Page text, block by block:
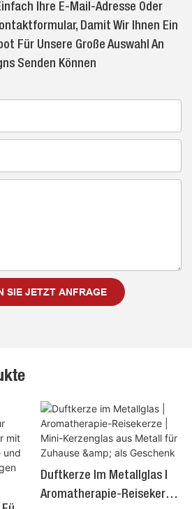
Ihre E-Mail-Adresse Oder
Damit Wir Ihnen Ein
Für Unsere Große Auswahl An
Senden Können
SIE JETZT ANFRAGE
Duftkerze Im Metallglas |
Aromatherapie-Reisekerze